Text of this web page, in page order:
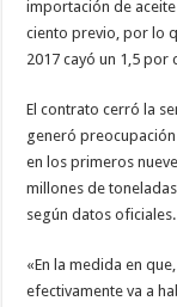
importación de
ciento previo, por lo
2017 cayó un 1,5
El contrato cerró la
generó
en los primeros
millones de
según datos oficiales.
«En la medida en
efectivamente va a